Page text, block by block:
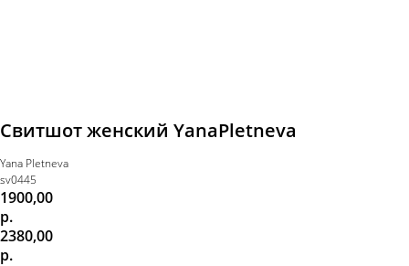
Свитшот женский YanaPletneva
Yana Pletneva
sv0445
1900,00
р.
2380,00
р.